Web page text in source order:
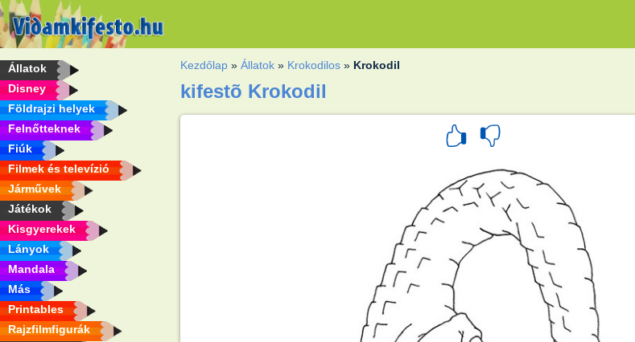
Állatok
Disney
Földrajzi helyek
Felnőtteknek
Fiúk
Filmek és televízió
Járművek
Játékok
Kisgyerekek
Lányok
Mandala
Más
Printables
Rajzfilmfigurák
Kezdőlap »Állatok » Krokodilos » Krokodil
kifestõ Krokodil